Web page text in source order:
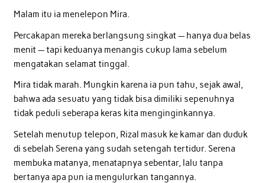
Malam itu ia menelepon Mira.
Percakapan mereka berlangsung singkat — hanya dua belas
menit — tapi keduanya menangis cukup lama sebelum
mengatakan selamat tinggal.
Mira tidak marah. Mungkin karena ia pun tahu, sejak awal,
bahwa ada sesuatu yang tidak bisa dimiliki sepenuhnya
tidak peduli seberapa keras kita menginginkannya.
Setelah menutup telepon, Rizal masuk ke kamar dan duduk
di sebelah Serena yang sudah setengah tertidur. Serena
membuka matanya, menatapnya sebentar, lalu tanpa
bertanya apa pun ia mengulurkan tangannya.